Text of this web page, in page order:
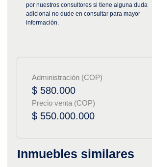
por nuestros consultores si tiene alguna duda
adicional no dude en consultar para mayor
información.
Administración (COP)
$ 580.000
Precio venta (COP)
$ 550.000.000
Inmuebles similares